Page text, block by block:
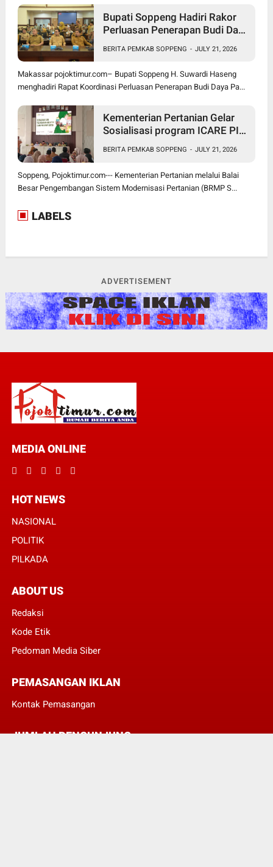
Bupati Soppeng Hadiri Rakor
Perluasan Penerapan Budi Daya
BERITA PEMKAB SOPPENG - JULY 21, 2026
Makassar pojoktimur.com– Bupati Soppeng H. Suwardi Haseng
menghadiri Rapat Koordinasi Perluasan Penerapan Budi Daya Pa...
Kementerian Pertanian Gelar
Sosialisasi program ICARE PIU
BERITA PEMKAB SOPPENG - JULY 21, 2026
Soppeng, Pojoktimur.com--- Kementerian Pertanian melalui Balai
Besar Pengembangan Sistem Modernisasi Pertanian (BRMP S...
LABELS
ADVERTISEMENT
MEDIA ONLINE
HOT NEWS
NASIONAL
POLITIK
PILKADA
ABOUT US
Redaksi
Kode Etik
Pedoman Media Siber
PEMASANGAN IKLAN
Kontak Pemasangan
JUMLAH PENGUNJUNG